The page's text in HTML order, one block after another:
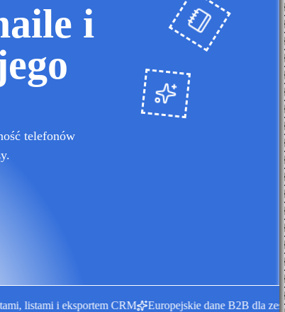
i
telefonów
i eksportem CRM Europejskie dane B2B dla